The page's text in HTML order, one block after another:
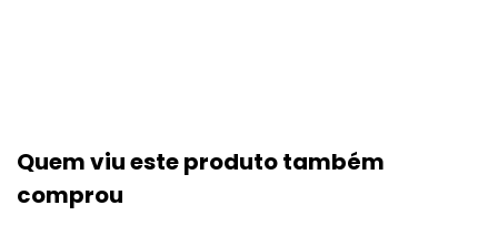
Quem viu este produto também
comprou